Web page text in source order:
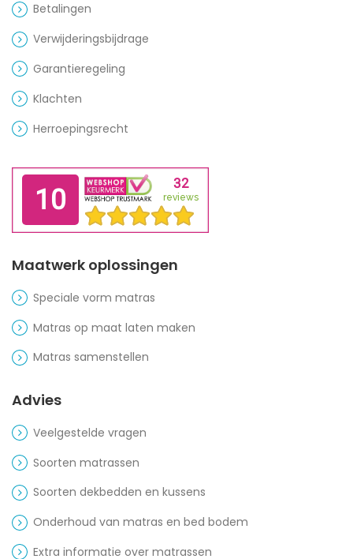
Betalingen
Verwijderingsbijdrage
Garantieregeling
Klachten
Herroepingsrecht
Maatwerk oplossingen
Speciale vorm matras
Matras op maat laten maken
Matras samenstellen
Advies
Veelgestelde vragen
Soorten matrassen
Soorten dekbedden en kussens
Onderhoud van matras en bed bodem
Extra informatie over matrassen